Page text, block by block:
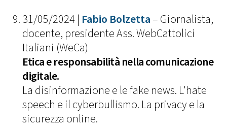
31/05/2024 | Fabio Bolzetta– Giornalista,
docente, presidente Ass. WebCattolici
Italiani (WeCa)
Etica e responsabilità nella comunicazione
digitale.
La disinformazione e le fake news. L'hate
speech e il cyberbullismo. La privacy e la
sicurezza online.